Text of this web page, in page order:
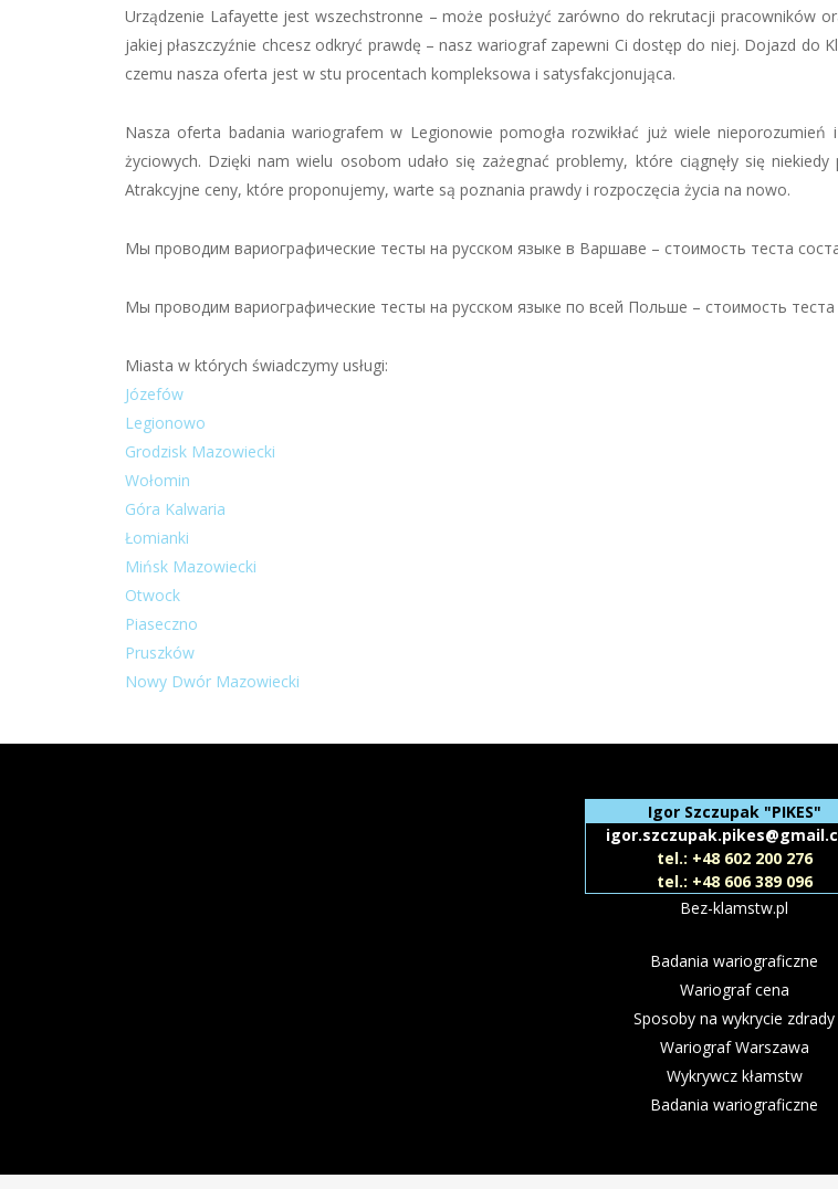
Urządzenie Lafayette jest wszechstronne – może posłużyć zarówno do rekrutacji pracowników
jakiej płaszczyźnie chcesz odkryć prawdę – nasz wariograf zapewni Ci dostęp do niej. Dojazd
czemu nasza oferta jest w stu procentach kompleksowa i satysfakcjonująca.
Nasza oferta badania wariografem w Legionowie pomogła rozwikłać już wiele
życiowych. Dzięki nam wielu osobom udało się zażegnać problemy, które ciągnęły się
Atrakcyjne ceny, które proponujemy, warte są poznania prawdy i rozpoczęcia życia na nowo.
Мы проводим вариографические тесты на русском языке в Варшаве – стоимость теста
Мы проводим вариографические тесты на русском языке по всей Польше – стоимость
Miasta w których świadczymy usługi:
Józefów
Legionowo
Grodzisk Mazowiecki
Wołomin
Góra Kalwaria
Łomianki
Mińsk Mazowiecki
Otwock
Piaseczno
Pruszków
Nowy Dwór Mazowiecki
Igor Szczupak "PIKES"
tel.: +48 602 200 276
tel.: +48 606 389 096
Bez-klamstw.pl
Badania wariograficzne
Wariograf cena
Sposoby na wykrycie zdrady
Wariograf Warszawa
Wykrywcz kłamstw
Badania wariograficzne